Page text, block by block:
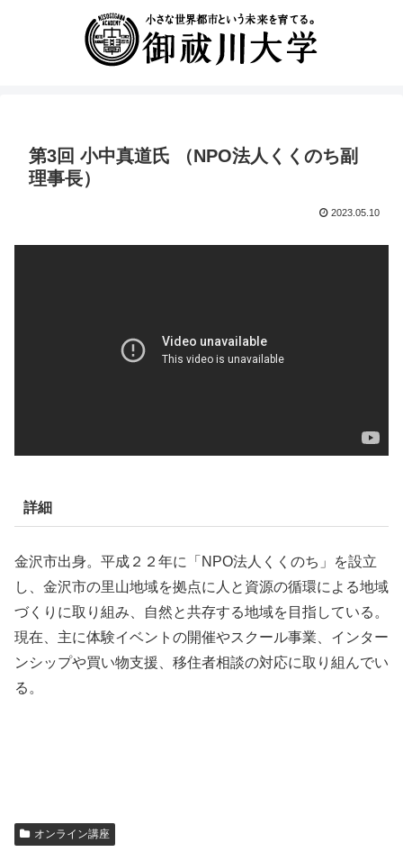
第3回 小中真道氏 （NPO法人くくのち副
理事長）
2023.05.10
詳細
金沢市出身。平成２２年に「NPO法人くくのち」を設立
し、金沢市の里山地域を拠点に人と資源の循環による地域
づくりに取り組み、自然と共存する地域を目指している。
現在、主に体験イベントの開催やスクール事業、インター
ンシップや買い物支援、移住者相談の対応に取り組んでい
る。
オンライン講座